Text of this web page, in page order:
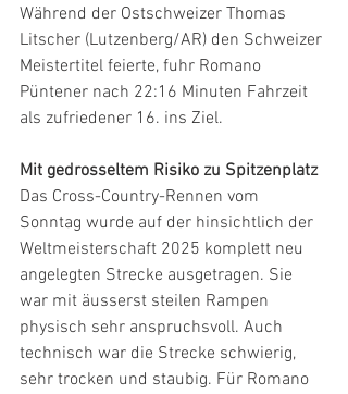
Während der Ostschweizer Thomas
Litscher (Lutzenberg/AR) den Schweizer
Meistertitel feierte, fuhr Romano
Püntener nach 22:16 Minuten Fahrzeit
als zufriedener 16. ins Ziel.
Mit gedrosseltem Risiko zu Spitzenplatz
Das Cross-Country-Rennen vom
Sonntag wurde auf der hinsichtlich der
Weltmeisterschaft 2025 komplett neu
angelegten Strecke ausgetragen. Sie
war mit äusserst steilen Rampen
physisch sehr anspruchsvoll. Auch
technisch war die Strecke schwierig,
sehr trocken und staubig. Für Romano